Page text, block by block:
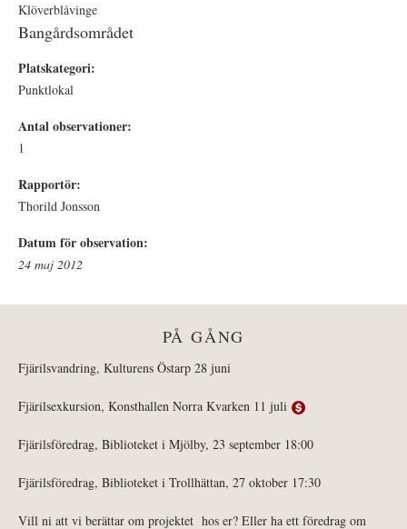
Klöverblåvinge
Bangårdsområdet
Platskategori:
Punktlokal
Antal observationer:
1
Rapportör:
Thorild Jonsson
Datum för observation:
24 maj 2012
PÅ GÅNG
Fjärilsvandring, Kulturens Östarp 28 juni
Fjärilsexkursion, Konsthallen Norra Kvarken 11 juli
Fjärilsföredrag, Biblioteket i Mjölby, 23 september 18:00
Fjärilsföredrag, Biblioteket i Trollhättan, 27 oktober 17:30
Vill ni att vi berättar om projektet hos er? Eller ha ett föredrag om